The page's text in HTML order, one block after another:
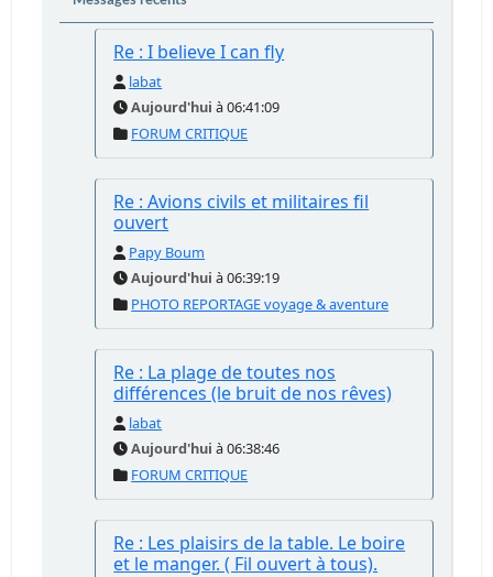
Re : I believe I can fly
labat
Aujourd'hui à 06:41:09
FORUM CRITIQUE
Re : Avions civils et militaires fil
ouvert
Papy Boum
Aujourd'hui à 06:39:19
PHOTO REPORTAGE voyage & aventure
Re : La plage de toutes nos
différences (le bruit de nos rêves)
labat
Aujourd'hui à 06:38:46
FORUM CRITIQUE
Re : Les plaisirs de la table. Le boire
et le manger. ( Fil ouvert à tous).